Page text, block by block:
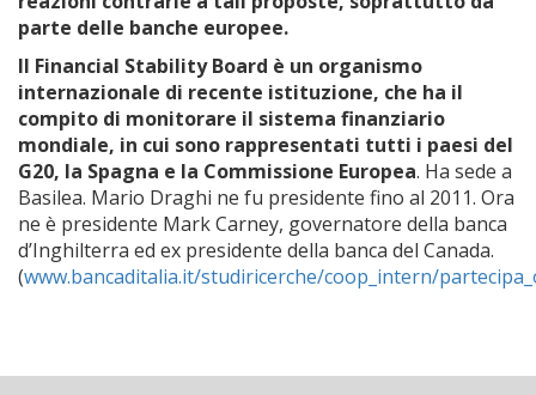
parte delle banche europee.
Il Financial Stability Board è un organismo
internazionale di recente istituzione, che ha il
compito di monitorare il sistema finanziario
mondiale, in cui sono rappresentati tutti i paesi del
G20, la Spagna e la Commissione Europea. Ha sede a
Basilea. Mario Draghi ne fu presidente fino al 2011. Ora
ne è presidente Mark Carney, governatore della banca
d’Inghilterra ed ex presidente della banca del Canada.
(www.bancaditalia.it/studiricerche/coop_intern/